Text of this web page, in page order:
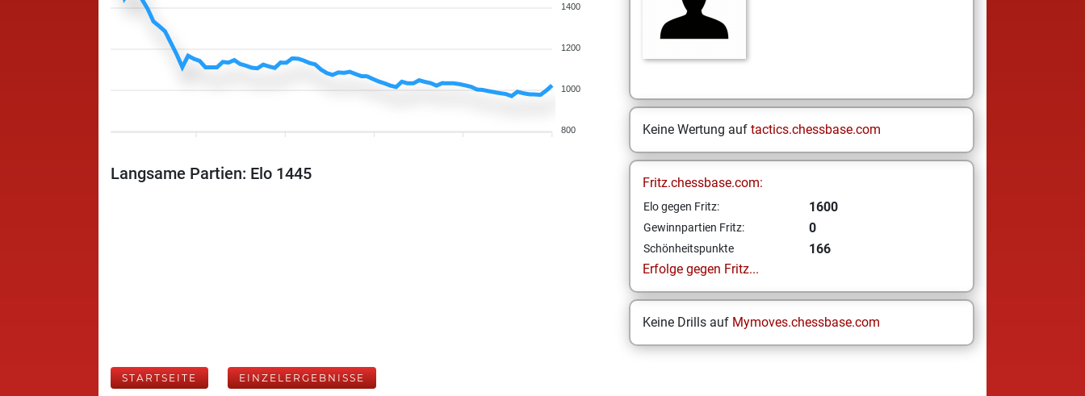
1400
1200
1000
800
Langsame Partien: Elo 1445
Keine Wertung auf tactics.chessbase.com
Fritz.chessbase.com:
Elo gegen Fritz: 1600
Gewinnpartien Fritz: 0
Schönheitspunkte
166
Erfolge gegen Fritz...
Keine Drills auf Mymoves.chessbase.com
STARTSEITE EINZELERGEBNISSE